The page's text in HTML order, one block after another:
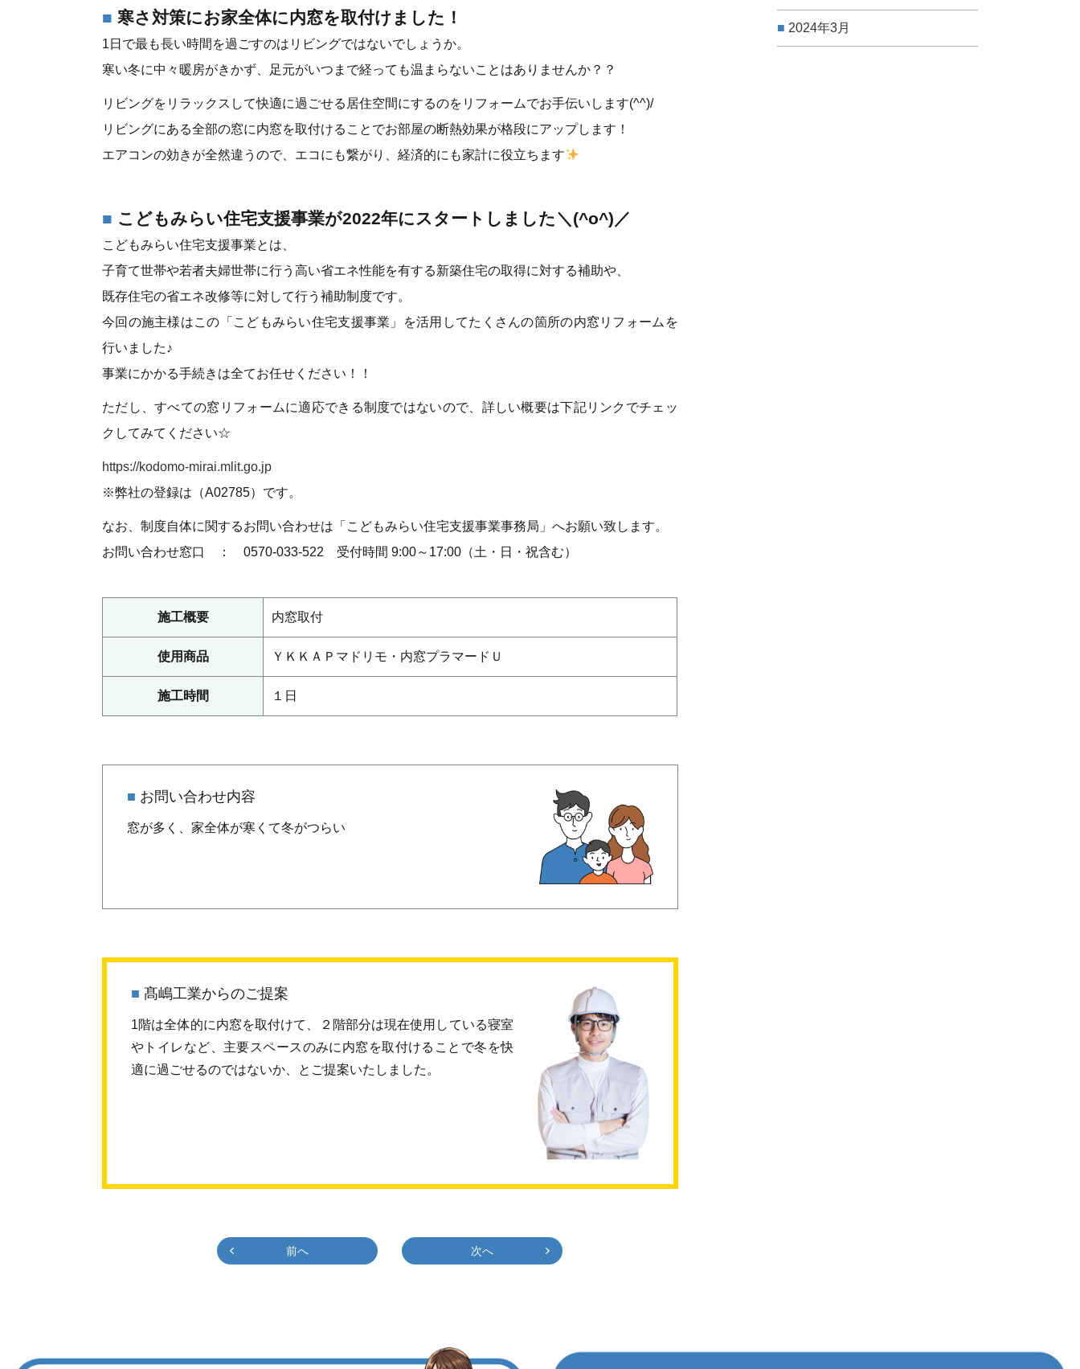
寒さ対策にお家全体に内窓を取付けました！
1日で最も長い時間を過ごすのはリビングではないでしょうか。
寒い冬に中々暖房がきかず、足元がいつまで経っても温まらないことはありませんか？？
リビングをリラックスして快適に過ごせる居住空間にするのをリフォームでお手伝いします(^^)/
リビングにある全部の窓に内窓を取付けることでお部屋の断熱効果が格段にアップします！
エアコンの効きが全然違うので、エコにも繋がり、経済的にも家計に役立ちます
こどもみらい住宅支援事業が2022年にスタートしました＼(^o^)／
こどもみらい住宅支援事業とは、
子育て世帯や若者夫婦世帯に行う高い省エネ性能を有する新築住宅の取得に対する補助や、
既存住宅の省エネ改修等に対して行う補助制度です。
今回の施主様はこの「こどもみらい住宅支援事業」を活用してたくさんの箇所の内窓リフォームを
行いました♪
事業にかかる手続きは全てお任せください！！
ただし、すべての窓リフォームに適応できる制度ではないので、詳しい概要は下記リンクでチェッ
クしてみてください☆
https://kodomo-mirai.mlit.go.jp
※弊社の登録は（A02785）です。
なお、制度自体に関するお問い合わせは「こどもみらい住宅支援事業事務局」へお願い致します。
お問い合わせ窓口 ： 0570-033-522 受付時間 9:00～17:00（土・日・祝含む）
施⼯概要 内窓取付
使用商品 ＹＫＫＡＰマドリモ・内窓プラマードＵ
施⼯時間 １日
■ お問い合わせ内容
窓が多く、家全体が寒くて冬がつらい
■ 髙嶋工業からのご提案
1階は全体的に内窓を取付けて、２階部分は現在使用している寝室
やトイレなど、主要スペースのみに内窓を取付けることで冬を快
適に過ごせるのではないか、とご提案いたしました。
前へ 次へ
2024年3月